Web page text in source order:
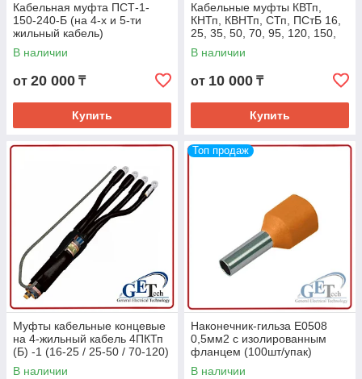
Кабельная муфта ПСТ-1-
150-240-Б (на 4-х и 5-ти
жильный кабель)
В наличии
от 20 000 ₸
Купить
Кабельные муфты КВТп,
КНТп, КВНТп, СТп, ПСтБ 16,
25, 35, 50, 70, 95, 120, 150,
185, 240 мм2
В наличии
от 10 000 ₸
Купить
Муфты кабельные концевые
на 4-жильный кабель 4ПКТп
(Б) -1 (16-25 / 25-50 / 70-120)
АВВГ, NYM, АВБбШв и т.д.
В наличии
Топ продаж
Наконечник-гильза E0508
0,5мм2 с изолированным
фланцем (100шт/упак)
В наличии